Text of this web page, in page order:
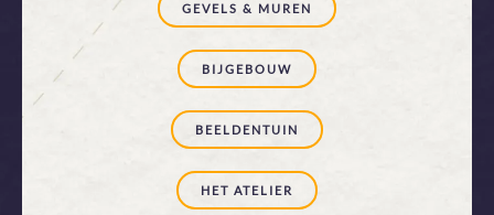
GEVELS & MUREN
BIJGEBOUW
BEELDENTUIN
HET ATELIER